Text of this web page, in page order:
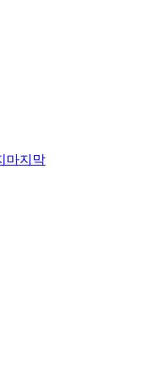
마지막